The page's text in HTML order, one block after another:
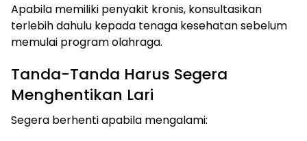
Apabila memiliki penyakit kronis, konsultasikan
terlebih dahulu kepada tenaga kesehatan sebelum
memulai program olahraga.
Tanda-Tanda Harus Segera
Menghentikan Lari
Segera berhenti apabila mengalami: